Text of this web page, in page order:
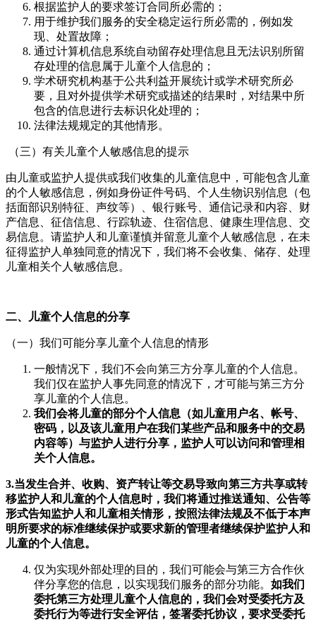
根据监护人的要求签订合同所必需的；
用于维护我们服务的安全稳定运行所必需的，例如发
现、处置故障；
通过计算机信息系统自动留存处理信息且无法识别所留
存处理的信息属于儿童个人信息的；
学术研究机构基于公共利益开展统计或学术研究所必
要，且对外提供学术研究或描述的结果时，对结果中所
包含的信息进行去标识化处理的；
法律法规规定的其他情形。
（三）有关儿童个人敏感信息的提示
由儿童或监护人提供或我们收集的儿童信息中，可能包含儿童
的个人敏感信息，例如身份证件号码、个人生物识别信息（包
括面部识别特征、声纹等）、银行账号、通信记录和内容、财
产信息、征信信息、行踪轨迹、住宿信息、健康生理信息、交
易信息。请监护人和儿童谨慎并留意儿童个人敏感信息，在未
征得监护人单独同意的情况下，我们将不会收集、储存、处理
儿童相关个人敏感信息。
二、儿童个人信息的分享
（一）我们可能分享儿童个人信息的情形
一般情况下，我们不会向第三方分享儿童的个人信息。
我们仅在监护人事先同意的情况下，才可能与第三方分
享儿童的个人信息。
我们会将儿童的部分个人信息（如儿童用户名、帐号、
密码，以及该儿童用户在我们某些产品和服务中的交易
内容等）与监护人进行分享，监护人可以访问和管理相
关个人信息。
3.当发生合并、收购、资产转让等交易导致向第三方共享或转
移监护人和儿童的个人信息时，我们将通过推送通知、公告等
形式告知监护人和儿童相关情形，按照法律法规及不低于本声
明所要求的标准继续保护或要求新的管理者继续保护监护人和
儿童的个人信息。
仅为实现外部处理的目的，我们可能会与第三方合作伙
伴分享您的信息，以实现我们服务的部分功能。 如我们
委托第三方处理儿童个人信息的，我们会对受委托方及
委托行为等进行安全评估，签署委托协议，要求受委托